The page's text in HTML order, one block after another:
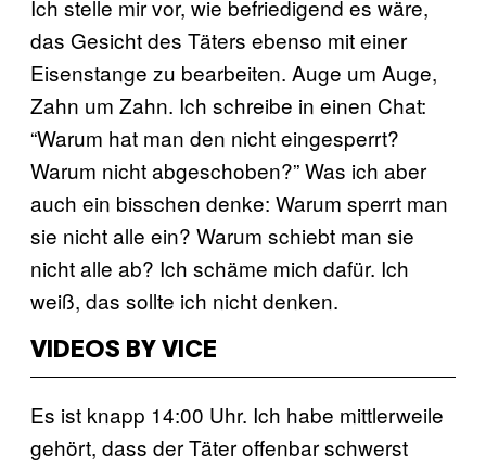
Ich stelle mir vor, wie befriedigend es wäre,
das Gesicht des Täters ebenso mit einer
Eisenstange zu bearbeiten. Auge um Auge,
Zahn um Zahn. Ich schreibe in einen Chat:
“Warum hat man den nicht eingesperrt?
Warum nicht abgeschoben?” Was ich aber
auch ein bisschen denke: Warum sperrt man
sie nicht alle ein? Warum schiebt man sie
nicht alle ab? Ich schäme mich dafür. Ich
weiß, das sollte ich nicht denken.
VIDEOS BY VICE
Es ist knapp 14:00 Uhr. Ich habe mittlerweile
gehört, dass der Täter offenbar schwerst